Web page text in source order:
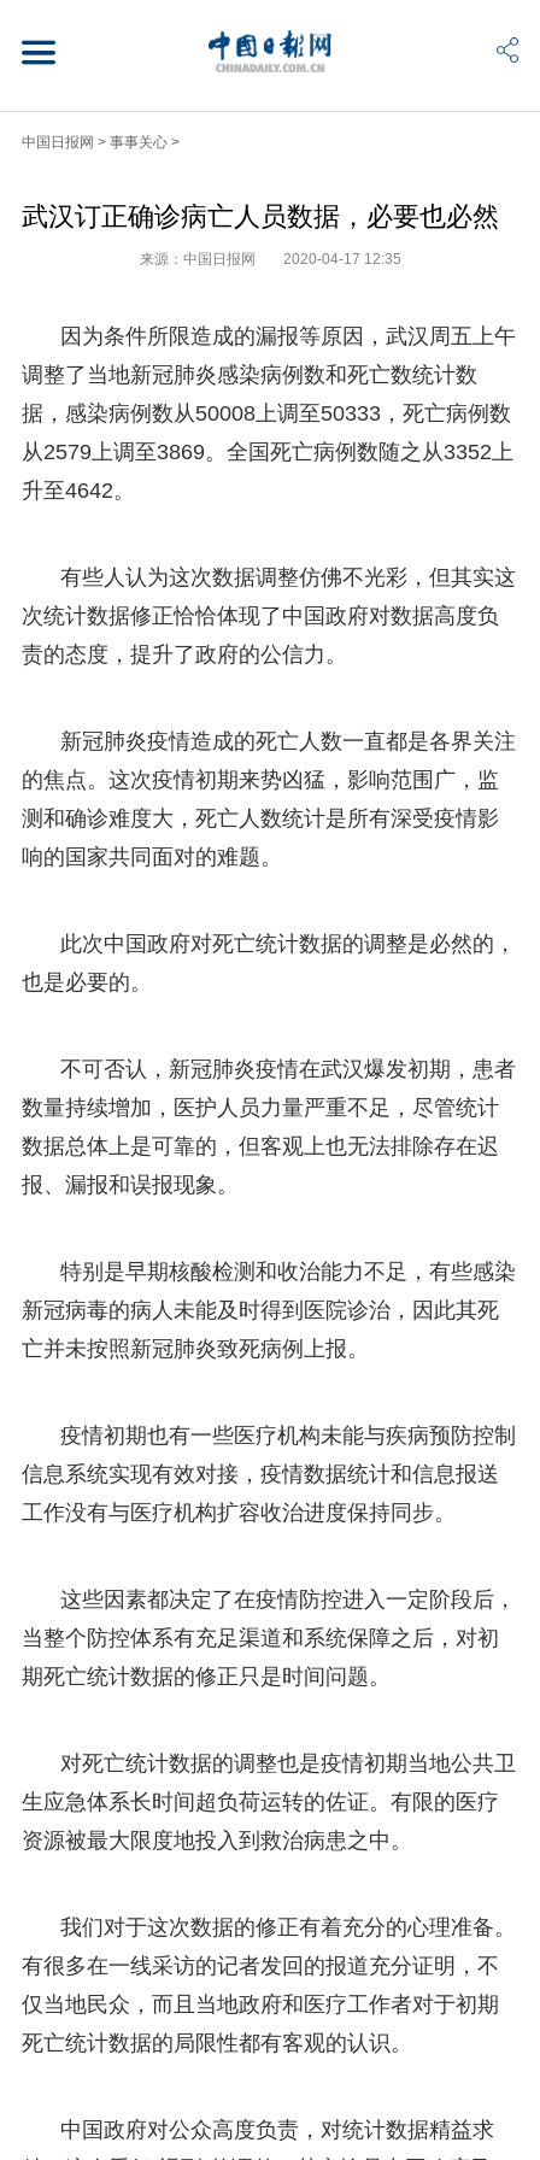
中国日报网 > 事事关心>
武汉订正确诊病亡人员数据，必要也必然
来源：中国日报网 2020-04-17 12:35
因为条件所限造成的漏报等原因，武汉周五上午
调整了当地新冠肺炎感染病例数和死亡数统计数
据，感染病例数从50008上调至50333，死亡病例数
从2579上调至3869。全国死亡病例数随之从3352上
升至4642。
有些人认为这次数据调整仿佛不光彩，但其实这
次统计数据修正恰恰体现了中国政府对数据高度负
责的态度，提升了政府的公信力。
新冠肺炎疫情造成的死亡人数一直都是各界关注
的焦点。这次疫情初期来势凶猛，影响范围广，监
测和确诊难度大，死亡人数统计是所有深受疫情影
响的国家共同面对的难题。
此次中国政府对死亡统计数据的调整是必然的，
也是必要的。
不可否认，新冠肺炎疫情在武汉爆发初期，患者
数量持续增加，医护人员力量严重不足，尽管统计
数据总体上是可靠的，但客观上也无法排除存在迟
报、漏报和误报现象。
特别是早期核酸检测和收治能力不足，有些感染
新冠病毒的病人未能及时得到医院诊治，因此其死
亡并未按照新冠肺炎致死病例上报。
疫情初期也有一些医疗机构未能与疾病预防控制
信息系统实现有效对接，疫情数据统计和信息报送
工作没有与医疗机构扩容收治进度保持同步。
这些因素都决定了在疫情防控进入一定阶段后，
当整个防控体系有充足渠道和系统保障之后，对初
期死亡统计数据的修正只是时间问题。
对死亡统计数据的调整也是疫情初期当地公共卫
生应急体系长时间超负荷运转的佐证。有限的医疗
资源被最大限度地投入到救治病患之中。
我们对于这次数据的修正有着充分的心理准备。
有很多在一线采访的记者发回的报道充分证明，不
仅当地民众，而且当地政府和医疗工作者对于初期
死亡统计数据的局限性都有客观的认识。
中国政府对公众高度负责，对统计数据精益求